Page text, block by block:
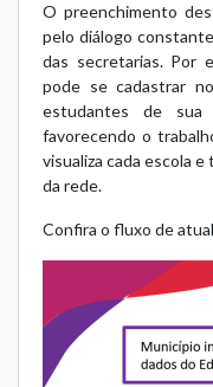
O preenchimento
pelo diálogo
das secretarias. Por
pode se cadastrar
estudantes de sua
favorecendo o
visualiza cada escola
da rede.
Confira o fluxo de